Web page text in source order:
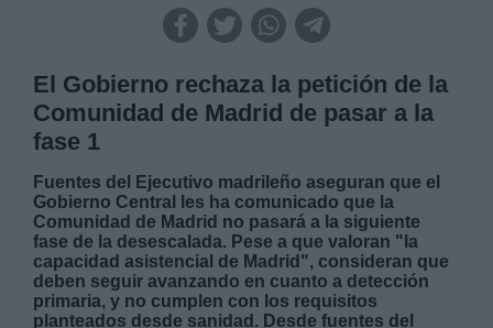
El Gobierno rechaza la petición de la
Comunidad de Madrid de pasar a la
fase 1
Fuentes del Ejecutivo madrileño aseguran que el
Gobierno Central les ha comunicado que la
Comunidad de Madrid no pasará a la siguiente
fase de la desescalada. Pese a que valoran "la
capacidad asistencial de Madrid", consideran que
deben seguir avanzando en cuanto a detección
primaria, y no cumplen con los requisitos
planteados desde sanidad. Desde fuentes del
Legitimación:
Destinatarios: